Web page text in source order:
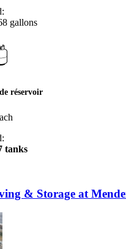
gallons
réservoir
tanks
& Storage at